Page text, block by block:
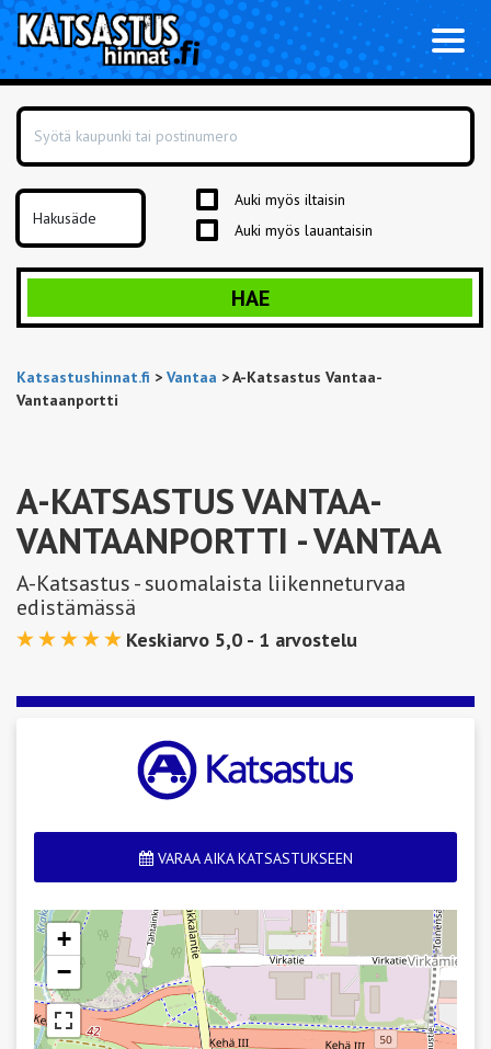
Auki myös iltaisin
Auki myös lauantaisin
HAE
Katsastushinnat.fi > Vantaa >A-Katsastus Vantaa-
Vantaanportti
A-KATSASTUS VANTAA-
VANTAANPORTTI - VANTAA
A-Katsastus - suomalaista liikenneturvaa
edistämässä
Keskiarvo 5,0 - 1 arvostelu
VARAA AIKA KATSASTUKSEEN
+
−